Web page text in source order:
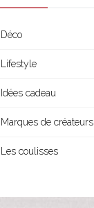
Déco
Lifestyle
Idées cadeau
Marques de créateurs
Les coulisses